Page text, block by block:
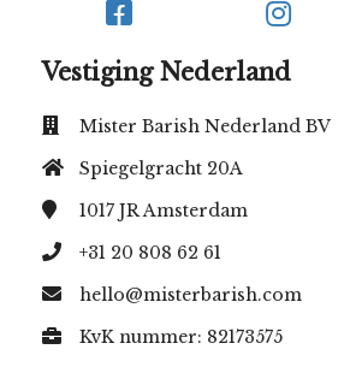
Vestiging Nederland
Mister Barish Nederland BV
Spiegelgracht 20A
1017 JRAmsterdam
+31 20 808 62 61
hello@misterbarish.com
KvK nummer: 82173575